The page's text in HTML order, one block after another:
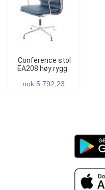
Conference stol
EA208 høy rygg
nok 5 792,23